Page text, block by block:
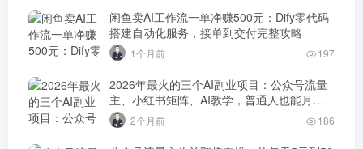
闲鱼卖AI工作流一单净赚500元：Dify零代码
搭建自动化服务，接单到交付完整攻略
1个月前 197
2026年最火的三个AI副业项目：公众号流量
主、小红书矩阵、AI教学，普通人也能月入
过万2个月前 186